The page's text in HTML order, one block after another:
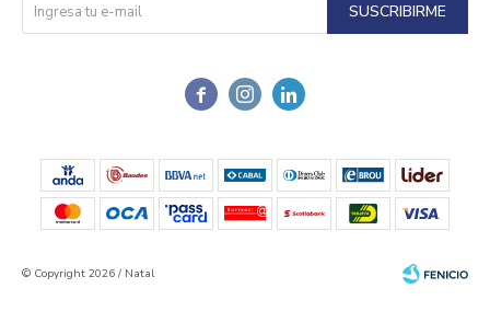
  
SUSCRIBIRME
© Copyright 2026 / Natal